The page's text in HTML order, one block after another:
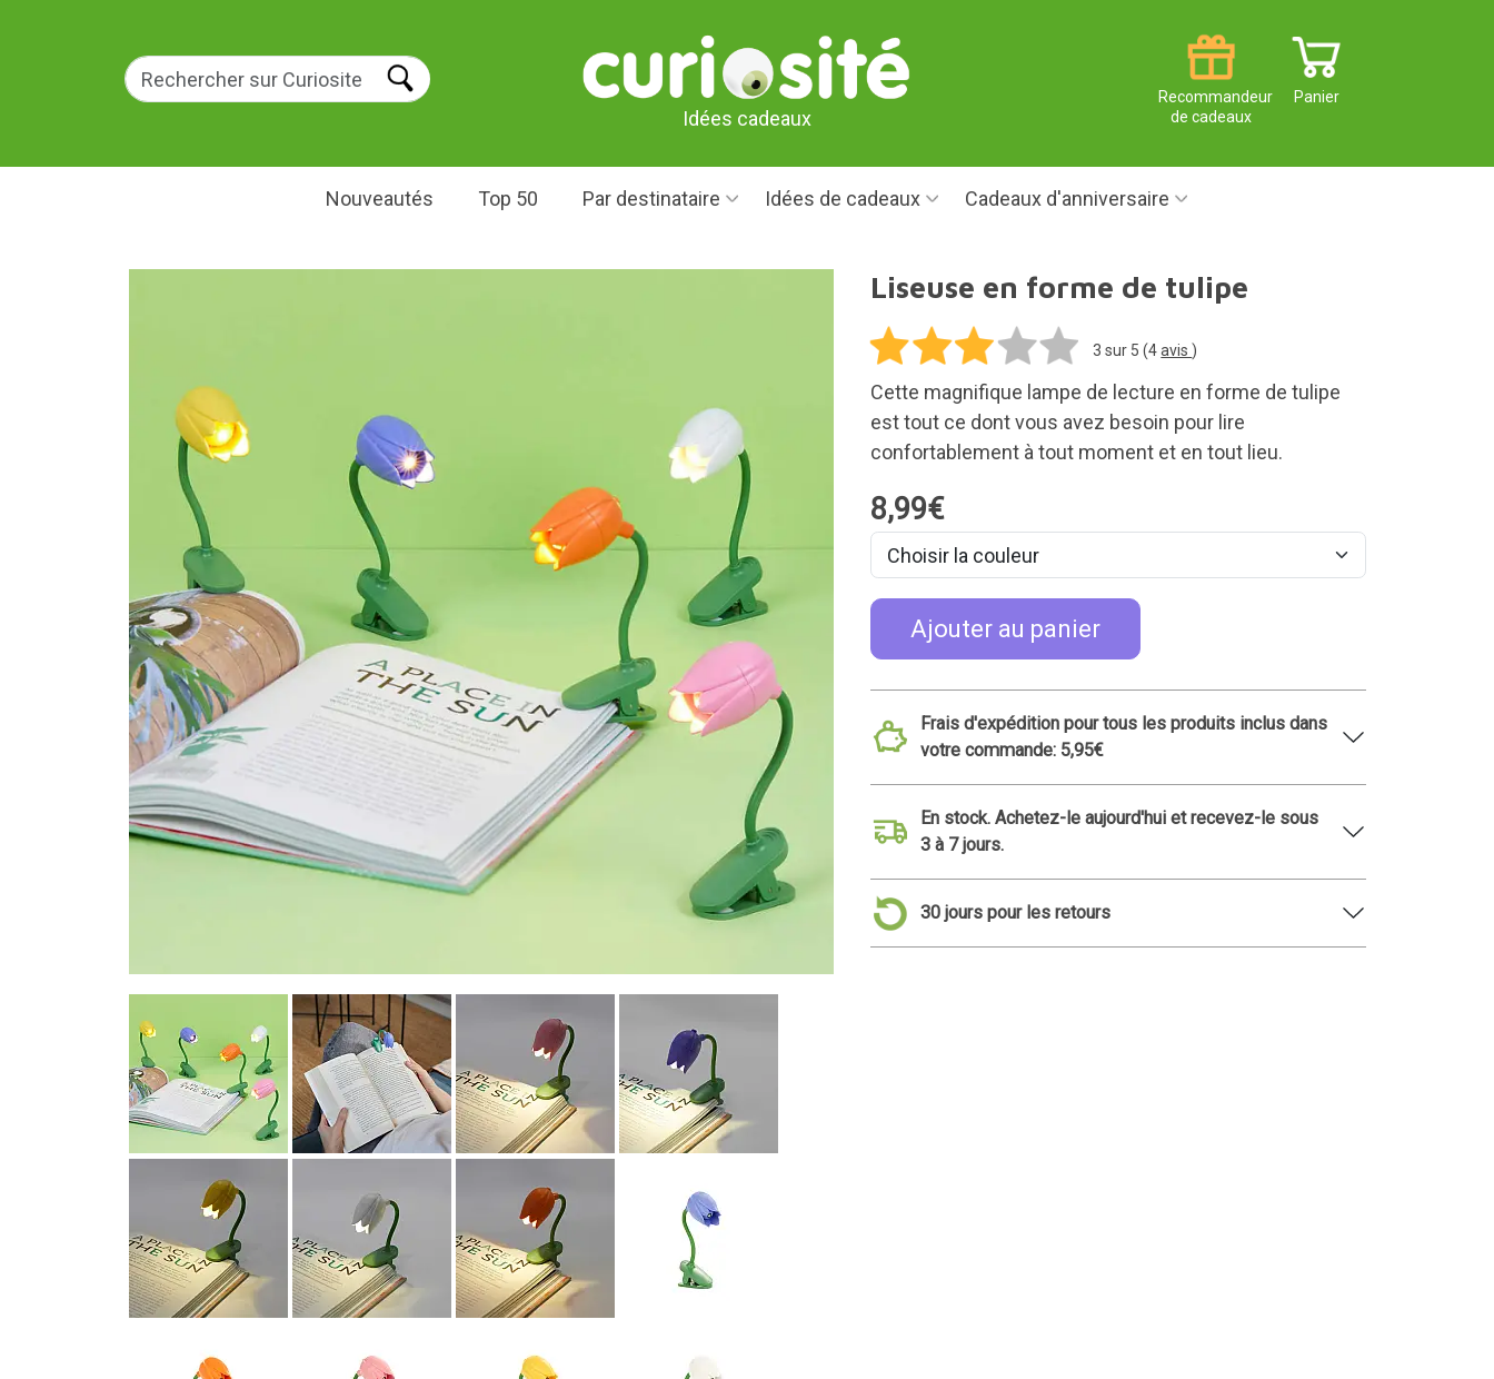
Idées cadeaux
Panier
Recommandeur
de cadeaux
Nouveautés Top 50 Par destinataire Idées de cadeaux Cadeaux d'anniversaire
Liseuse en forme de tulipe
3 sur 5 (4 avis )
Cette magnifique lampe de lecture en forme de tulipe
est tout ce dont vous avez besoin pour lire
confortablement à tout moment et en tout lieu.
8,99€
Ajouter au panier
Frais d'expédition pour tous les produits inclus dans
votre commande: 5,95€
En stock. Achetez-le aujourd'hui et recevez-le sous
3 à 7 jours.
30 jours pour les retours